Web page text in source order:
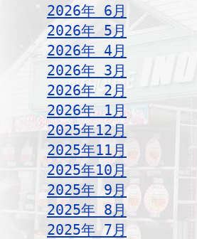
2026年 6月
2026年 5月
2026年 4月
2026年 3月
2026年 2月
2026年 1月
2025年12月
2025年11月
2025年10月
2025年 9月
2025年 8月
2025年 7月